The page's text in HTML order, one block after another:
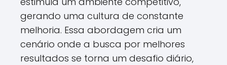
gerando uma cultura de constante
melhoria. Essa abordagem cria um
cenário onde a busca por melhores
resultados se torna um desafio diário,